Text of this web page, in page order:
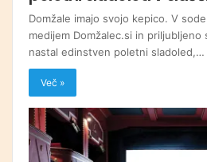
Domžale imajo svojo kepico. V
medijem Domžalec.si in priljubljeno
nastal edinstven poletni sladoled,…
Več »